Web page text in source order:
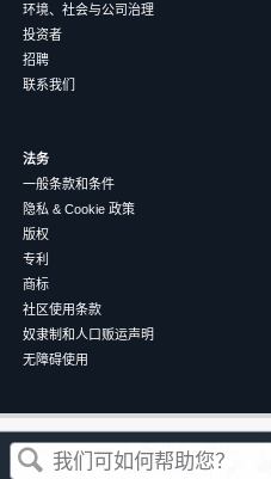
这篇文章对您有帮助吗？
环境、社会与公司治理
投资者
招聘
联系我们
法务
一般条款和条件
隐私 & Cookie 政策
版权
专利
商标
社区使用条款
奴隶制和人口贩运声明
无障碍使用
©2026NetApp 中文（简体）
Cookie 政策
Cookie 设置